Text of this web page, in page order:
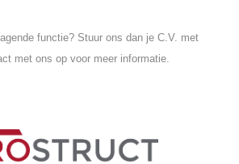
functie? Stuur ons dan je C.V. met
met ons op voor meer informatie.